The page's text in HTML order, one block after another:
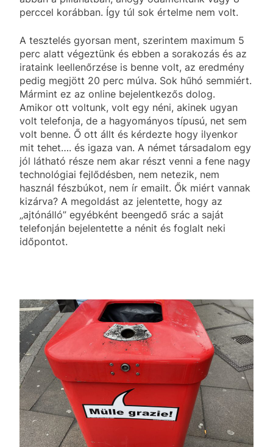
perccel korábban. Így túl sok értelme nem volt.
A tesztelés gyorsan ment, szerintem maximum 5
perc alatt végeztünk és ebben a sorakozás és az
irataink leellenőrzése is benne volt, az eredmény
pedig megjött 20 perc múlva. Sok hűhó semmiért.
Mármint ez az online bejelentkezős dolog.
Amikor ott voltunk, volt egy néni, akinek ugyan
volt telefonja, de a hagyományos típusú, net sem
volt benne. Ő ott állt és kérdezte hogy ilyenkor
mit tehet…. és igaza van. A német társadalom egy
jól látható része nem akar részt venni a fene nagy
technológiai fejlődésben, nem netezik, nem
használ fészbúkot, nem ír emailt. Ők miért vannak
kizárva? A megoldást az jelentette, hogy az
„ajtónálló” egyébként beengedő srác a saját
telefonján bejelentette a nénit és foglalt neki
időpontot.